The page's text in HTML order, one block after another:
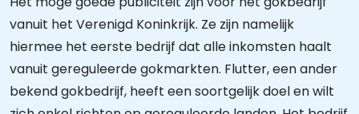
vanuit het Verenigd Koninkrijk. Ze zijn namelijk
hiermee het eerste bedrijf dat alle inkomsten haalt
vanuit gereguleerde gokmarkten. Flutter, een ander
bekend gokbedrijf, heeft een soortgelijk doel en wilt